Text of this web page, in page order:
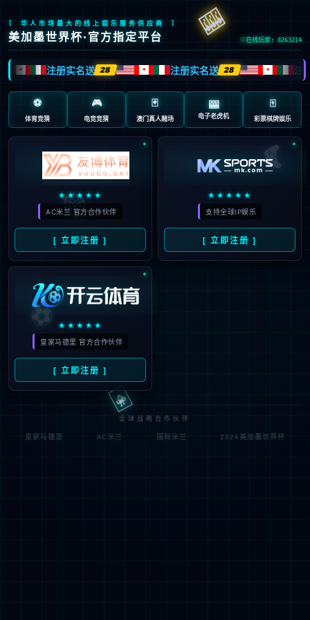
抱歉，页面无法访问...
可能原因：网址有错误 >请检查地址是否完整或存在多余字
符;
网址已失效 >可能页面已删除，活动已下线等
返回首页